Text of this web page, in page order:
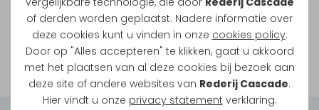
of derden worden geplaatst. Nadere informatie over
deze cookies kunt u vinden in onze cookies policy.
Door op "Alles accepteren" te klikken, gaat u akkoord
met het plaatsen van al deze cookies bij bezoek aan
deze site of andere websites van Rederij Cascade.
Hier vindt u onze privacy statement verklaring.
onze vaarten gewoon door.
Bekijk onze rondvaarten